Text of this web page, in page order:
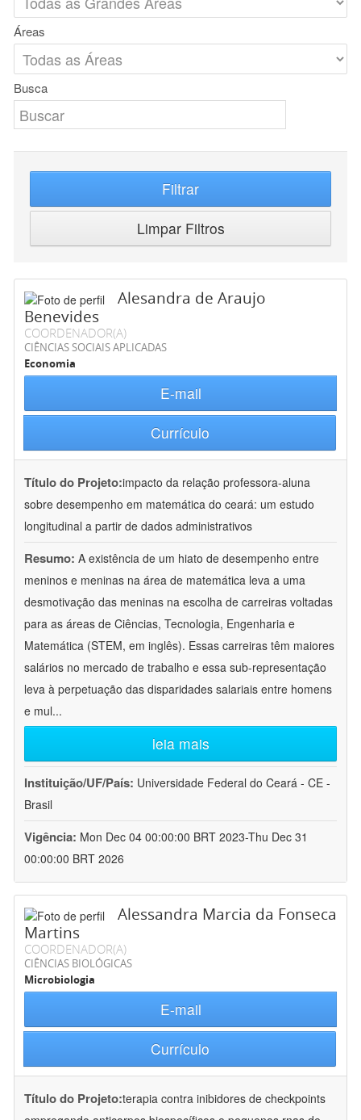
Áreas
Busca
Filtrar
Limpar Filtros
Alesandra de Araujo
Benevides
COORDENADOR(A)
CIÊNCIAS SOCIAIS APLICADAS
Economia
E-mail
Currículo
Título do Projeto:impacto da relação professora-aluna
sobre desempenho em matemática do ceará: um estudo
longitudinal a partir de dados administrativos
Resumo: A existência de um hiato de desempenho entre
meninos e meninas na área de matemática leva a uma
desmotivação das meninas na escolha de carreiras voltadas
para as áreas de Ciências, Tecnologia, Engenharia e
Matemática (STEM, em inglês). Essas carreiras têm maiores
salários no mercado de trabalho e essa sub-representação
leva à perpetuação das disparidades salariais entre homens
e mul...
leia mais
Instituição/UF/País: Universidade Federal do Ceará - CE -
Brasil
Vigência: Mon Dec 04 00:00:00 BRT 2023-Thu Dec 31
00:00:00 BRT 2026
Alessandra Marcia da Fonseca
Martins
COORDENADOR(A)
CIÊNCIAS BIOLÓGICAS
Microbiologia
E-mail
Currículo
Título do Projeto:terapia contra inibidores de checkpoints